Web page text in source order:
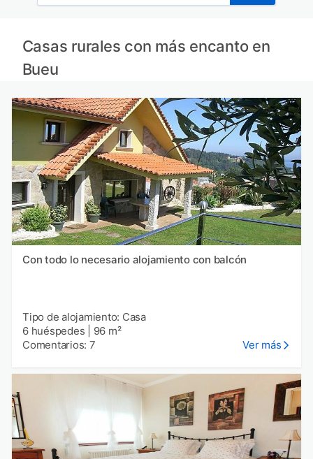
Casas rurales con más encanto en
Bueu
Con todo lo necesario alojamiento con balcón
Tipo de alojamiento: Casa
6 huéspedes
96 m²
Comentarios: 7
Ver más